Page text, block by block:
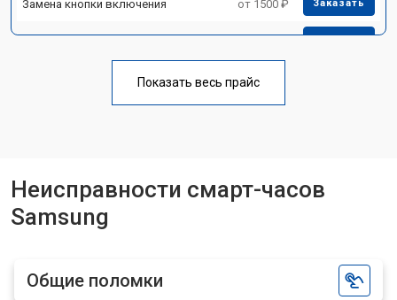
Замена кнопки включения от 1500 ₽ Заказать
Замена Wi-Fi смарт-часов Samsung от 2000 ₽ Заказать
от 2000 ₽
Показать весь прайс
Неисправности смарт-часов
Samsung
Общие поломки